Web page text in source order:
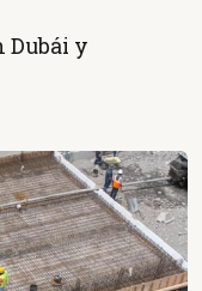
Dubái y